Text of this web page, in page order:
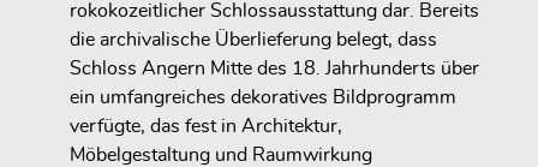
rokokozeitlicher Schlossausstattung dar. Bereits
die archivalische Überlieferung belegt, dass
Schloss Angern Mitte des 18. Jahrhunderts über
ein umfangreiches dekoratives Bildprogramm
verfügte, das fest in Architektur,
Möbelgestaltung und Raumwirkung